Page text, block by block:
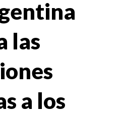
las
a los